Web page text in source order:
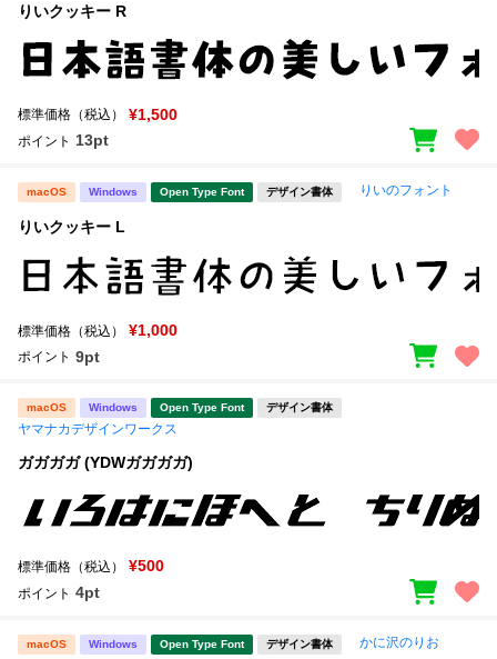
りいクッキー R
標準価格（税込） ¥1,500
ポイント 13pt
macOS Windows Open Type Font デザイン書体 りいのフォント
りいクッキー L
標準価格（税込） ¥1,000
ポイント 9pt
macOS Windows Open Type Font デザイン書体
ヤマナカデザインワークス
ガガガガ (YDWガガガガ)
標準価格（税込） ¥500
ポイント 4pt
macOS Windows Open Type Font デザイン書体 かに沢のりお